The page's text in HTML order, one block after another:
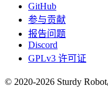
GitHub
参与贡献
报告问题
Discord
GPLv3 许可证
© 2020-2026 Sturdy